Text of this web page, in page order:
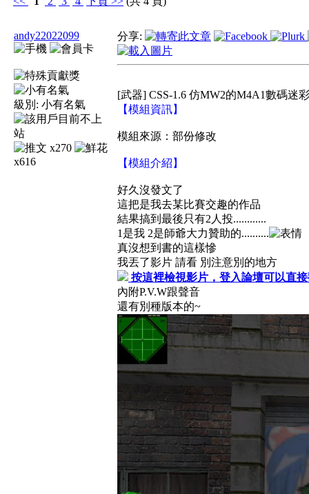
andy22022099
級別: 小有名氣
x270
x616
分享:
[武器] CSS-1.6 仿MW2的M4A1數碼迷
【模組資訊】
模組來源：部份修改
【模組介紹】
好久沒發文了
這把是我去某比賽交趣的作品
結果搞到最後只有2人投............
1是我 2是師爺大力贊助的..........
真沒想到書的這樣慘
我丟了影片 請看 別注意別的地方
按這裡檢視影片，登入論壇可以直
內附P.V.W跟聲音
還有別種版本的~